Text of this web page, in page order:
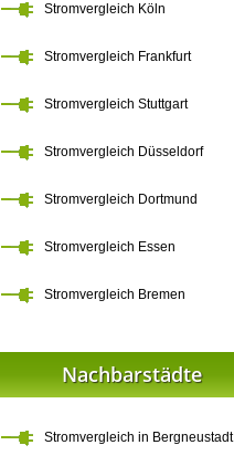
Stromvergleich Köln
Stromvergleich Frankfurt
Stromvergleich Stuttgart
Stromvergleich Düsseldorf
Stromvergleich Dortmund
Stromvergleich Essen
Stromvergleich Bremen
Nachbarstädte
Stromvergleich in Bergneustadt